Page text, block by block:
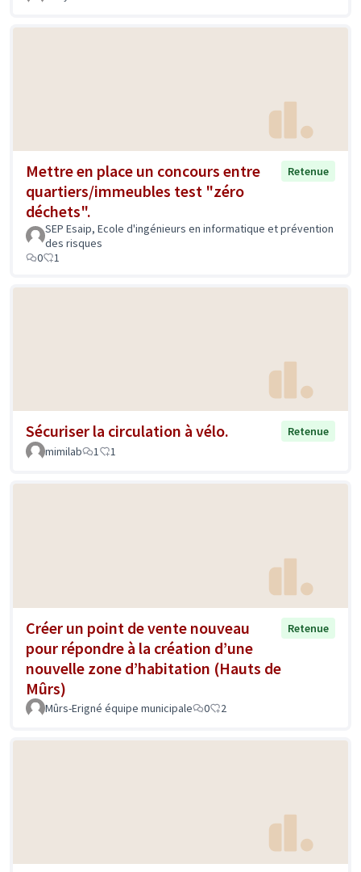
Mettre en place un concours entre
quartiers/immeubles test "zéro
déchets".
Retenue
SEP Esaip, Ecole d'ingénieurs en informatique et prévention
des risques
0
1
Sécuriser la circulation à vélo.
Retenue
mimilab
1 1
Créer un point de vente nouveau
pour répondre à la création d’une
nouvelle zone d’habitation (Hauts de
Mûrs)
Retenue
Mûrs-Erigné équipe municipale 0 2